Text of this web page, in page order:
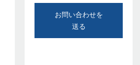
お問い合わせを
送る